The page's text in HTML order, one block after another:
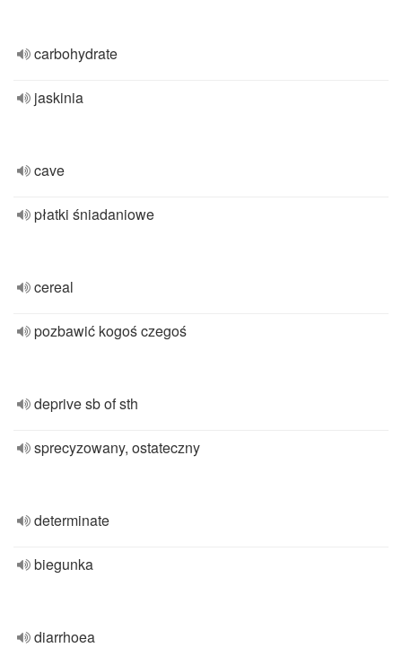
carbohydrate
jaskinia
cave
płatki śniadaniowe
cereal
pozbawić kogoś czegoś
deprive sb of sth
sprecyzowany, ostateczny
determinate
biegunka
diarrhoea